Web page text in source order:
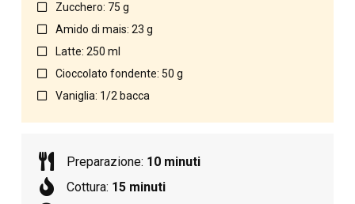
Zucchero: 75 g
Amido di mais: 23 g
Latte: 250 ml
Cioccolato fondente: 50 g
Vaniglia: 1/2 bacca
Preparazione: 10 minuti
Cottura: 15 minuti